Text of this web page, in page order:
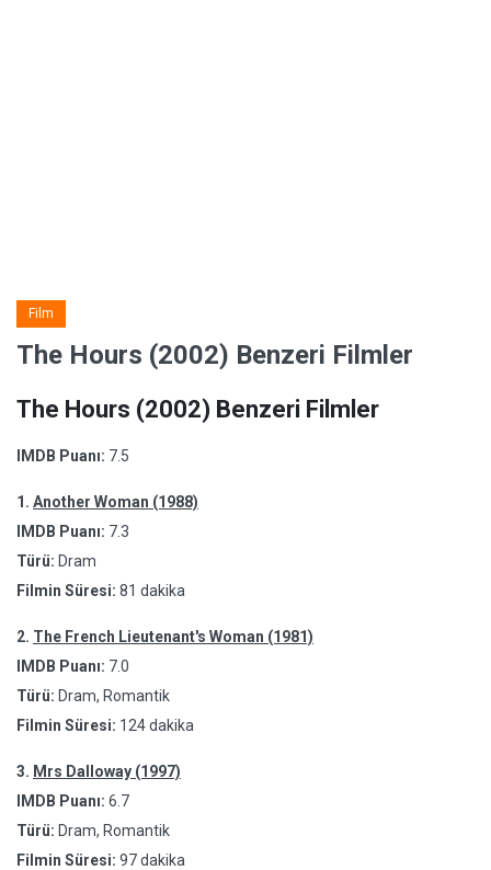
Film
The Hours (2002) Benzeri Filmler
The Hours (2002) Benzeri Filmler
IMDB Puanı: 7.5
1. Another Woman (1988)
IMDB Puanı: 7.3
Türü: Dram
Filmin Süresi: 81 dakika
2. The French Lieutenant's Woman (1981)
IMDB Puanı: 7.0
Türü: Dram, Romantik
Filmin Süresi: 124 dakika
3. Mrs Dalloway (1997)
IMDB Puanı: 6.7
Türü: Dram, Romantik
Filmin Süresi: 97 dakika